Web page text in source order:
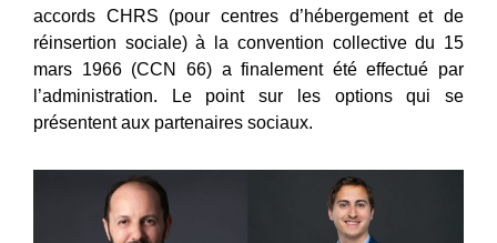
accords CHRS (pour centres d’hébergement et de
réinsertion sociale) à la convention collective du 15
mars 1966 (CCN 66) a finalement été effectué par
l’administration. Le point sur les options qui se
présentent aux partenaires sociaux.